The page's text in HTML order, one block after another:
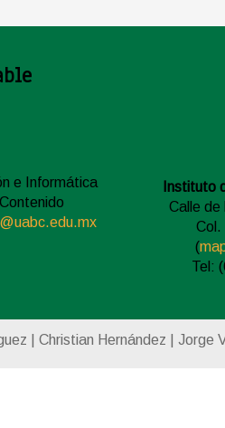
e Informática
Instituto
Calle de
Col.
(
Tel:
| Christian Hernández | Jorge